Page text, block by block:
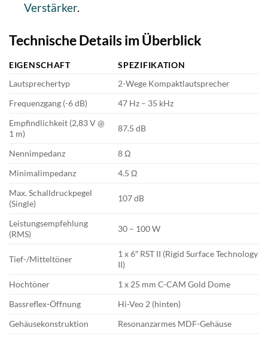
Verstärker.
Technische Details im Überblick
EIGENSCHAFT
SPEZIFIKATION
Lautsprechertyp
2-Wege Kompaktlautsprecher
Frequenzgang (-6 dB)
47 Hz – 35 kHz
Empfindlichkeit (2,83 V @
1 m)
87.5 dB
Nennimpedanz
8 Ω
Minimalimpedanz
4.5 Ω
Max. Schalldruckpegel
(Single)
107 dB
Leistungsempfehlung
(RMS)
30 – 100 W
Tief-/Mitteltöner
1 x 6″ RST II (Rigid Surface Technology
II)
Hochtöner
1 x 25 mm C-CAM Gold Dome
Bassreflex-Öffnung
Hi-Veo 2 (hinten)
Gehäusekonstruktion
Resonanzarmes MDF-Gehäuse